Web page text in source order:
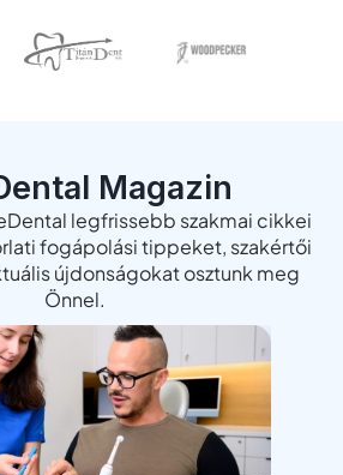
Magazin
legfrissebb szakmai cikkei
fogápolási tippeket, szakértői
újdonságokat osztunk meg
Önnel.